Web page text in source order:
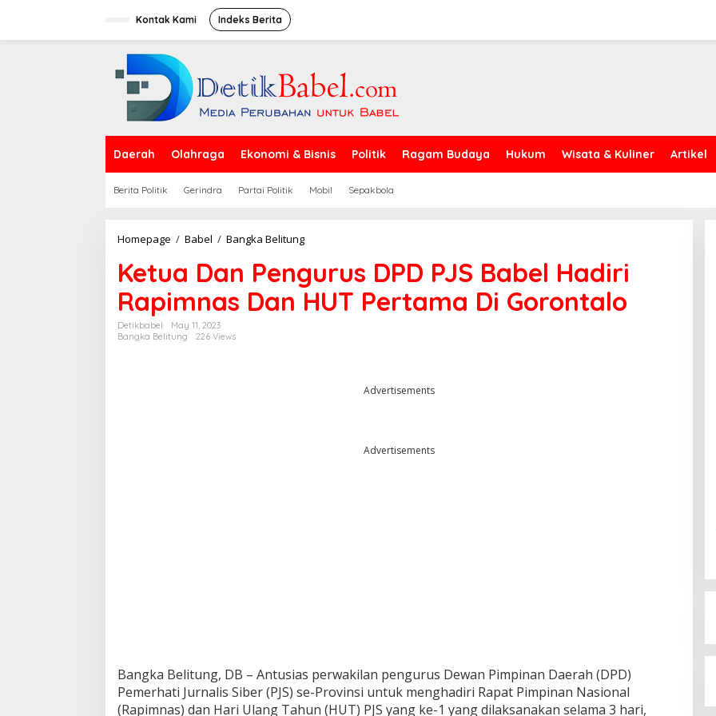
Kontak Kami Indeks Berita
Daerah Olahraga Ekonomi & Bisnis Politik Ragam Budaya Hukum Wisata & Kuliner Artikel
Berita Politik Gerindra Partai Politik Mobil Sepakbola
Homepage / Babel / Bangka Belitung
t
u
a
D
i
i
Ketua Dan Pengurus DPD PJS Babel Hadiri
Rapimnas Dan HUT Pertama Di Gorontalo
Detikbabel
May 11, 2023
Bangka Belitung
226 Views
Advertisements
Advertisements
Bangka Belitung, DB – Antusias perwakilan pengurus Dewan Pimpinan Daerah (DPD)
Pemerhati Jurnalis Siber (PJS) se-Provinsi untuk menghadiri Rapat Pimpinan Nasional
(Rapimnas) dan Hari Ulang Tahun (HUT) PJS yang ke-1 yang dilaksanakan selama 3 hari,